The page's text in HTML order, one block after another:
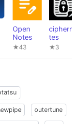
Open
Notes
★43
cipherno
tes
★3
outertune